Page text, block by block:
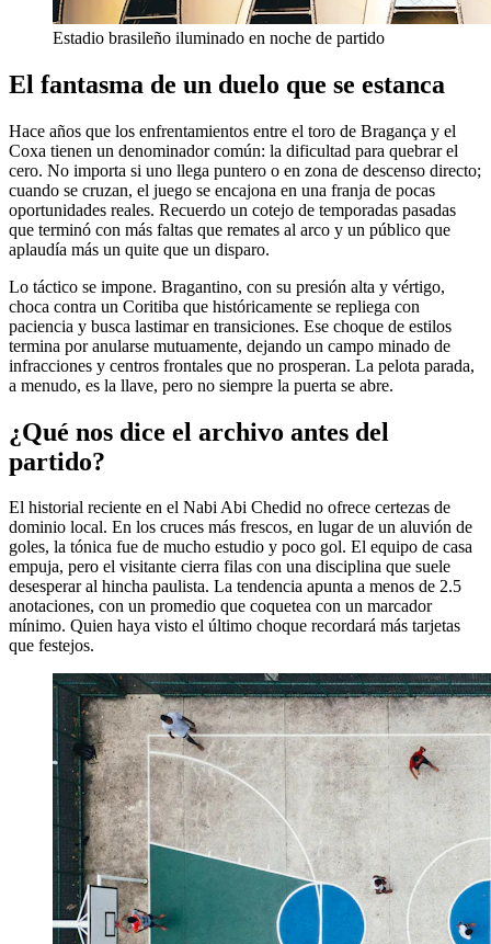
Estadio brasileño iluminado en noche de partido
El fantasma de un duelo que se estanca
Hace años que los enfrentamientos entre el toro de Bragança y el
Coxa tienen un denominador común: la dificultad para quebrar el
cero. No importa si uno llega puntero o en zona de descenso directo;
cuando se cruzan, el juego se encajona en una franja de pocas
oportunidades reales. Recuerdo un cotejo de temporadas pasadas
que terminó con más faltas que remates al arco y un público que
aplaudía más un quite que un disparo.
Lo táctico se impone. Bragantino, con su presión alta y vértigo,
choca contra un Coritiba que históricamente se repliega con
paciencia y busca lastimar en transiciones. Ese choque de estilos
termina por anularse mutuamente, dejando un campo minado de
infracciones y centros frontales que no prosperan. La pelota parada,
a menudo, es la llave, pero no siempre la puerta se abre.
¿Qué nos dice el archivo antes del
partido?
El historial reciente en el Nabi Abi Chedid no ofrece certezas de
dominio local. En los cruces más frescos, en lugar de un aluvión de
goles, la tónica fue de mucho estudio y poco gol. El equipo de casa
empuja, pero el visitante cierra filas con una disciplina que suele
desesperar al hincha paulista. La tendencia apunta a menos de 2.5
anotaciones, con un promedio que coquetea con un marcador
mínimo. Quien haya visto el último choque recordará más tarjetas
que festejos.